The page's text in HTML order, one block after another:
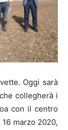
Oggi sarà
collegherà i
con il centro
marzo 2020,